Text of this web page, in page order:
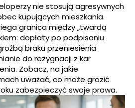
nie stosują agresywnych
kupujących mieszkania.
granica między „twardą
dopłaty po podpisaniu
braku przeniesienia
do rezygnacji z kar
Zobacz, na jakie
uważać, co może grozić
zabezpieczyć swoje prawa.